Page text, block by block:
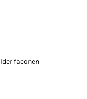
faconen